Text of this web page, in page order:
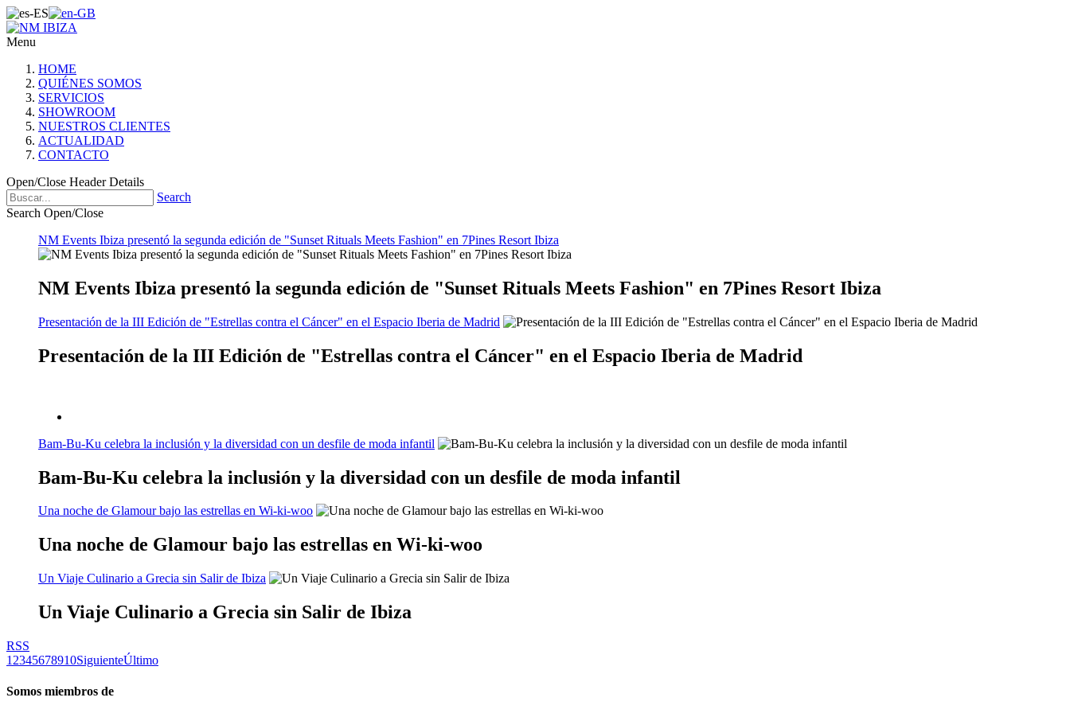
Menu
HOME
QUIÉNES SOMOS
SERVICIOS
SHOWROOM
NUESTROS CLIENTES
ACTUALIDAD
CONTACTO
Open/Close Header Details
Search
Search Open/Close
NM Events Ibiza presentó la segunda edición de "Sunset Rituals Meets Fashion" en 7Pines Resort Ibiza
NM Events Ibiza presentó la segunda edición de "Sunset Rituals Meets Fashion" en 7Pines Resort Ibiza
Presentación de la III Edición de "Estrellas contra el Cáncer" en el Espacio Iberia de Madrid
Presentación de la III Edición de "Estrellas contra el Cáncer" en el Espacio Iberia de Madrid
Bam-Bu-Ku celebra la inclusión y la diversidad con un desfile de moda infantil
Bam-Bu-Ku celebra la inclusión y la diversidad con un desfile de moda infantil
Una noche de Glamour bajo las estrellas en Wi-ki-woo
Una noche de Glamour bajo las estrellas en Wi-ki-woo
Un Viaje Culinario a Grecia sin Salir de Ibiza
Un Viaje Culinario a Grecia sin Salir de Ibiza
RSS
1 2345678910SiguienteÚltimo
Somos miembros de